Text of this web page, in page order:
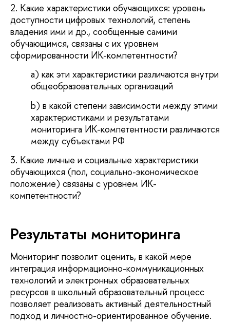
2. Какие характеристики обучающихся: уровень
доступности цифровых технологий, степень
владения ими и др., сообщенные самими
обучающимся, связаны с их уровнем
сформированности ИК-компетентности?
a) как эти характеристики различаются внутри
общеобразовательных организаций
b) в какой степени зависимости между этими
характеристиками и результатами
мониторинга ИК-компетентности различаются
между субъектами РФ
3. Какие личные и социальные характеристики
обучающихся (пол, социально-экономическое
положение) связаны с уровнем ИК-
компетентности?
Результаты мониторинга
Мониторинг позволит оценить, в какой мере
интеграция информационно-коммуникационных
технологий и электронных образовательных
ресурсов в школьный образовательный процесс
позволяет реализовать активный деятельностный
подход и личностно-ориентированное обучение.